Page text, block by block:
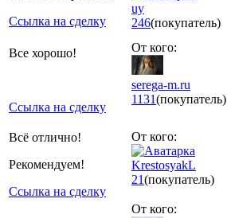
Ссылка на сделку
uy
246(покупатель)
Все хорошо!
Ссылка на сделку
От кого:
serega-m.ru
1131(покупатель)
Всё отлично!
Рекомендуем!
Ссылка на сделку
От кого:
KrestosyakL
21(покупатель)
От кого: